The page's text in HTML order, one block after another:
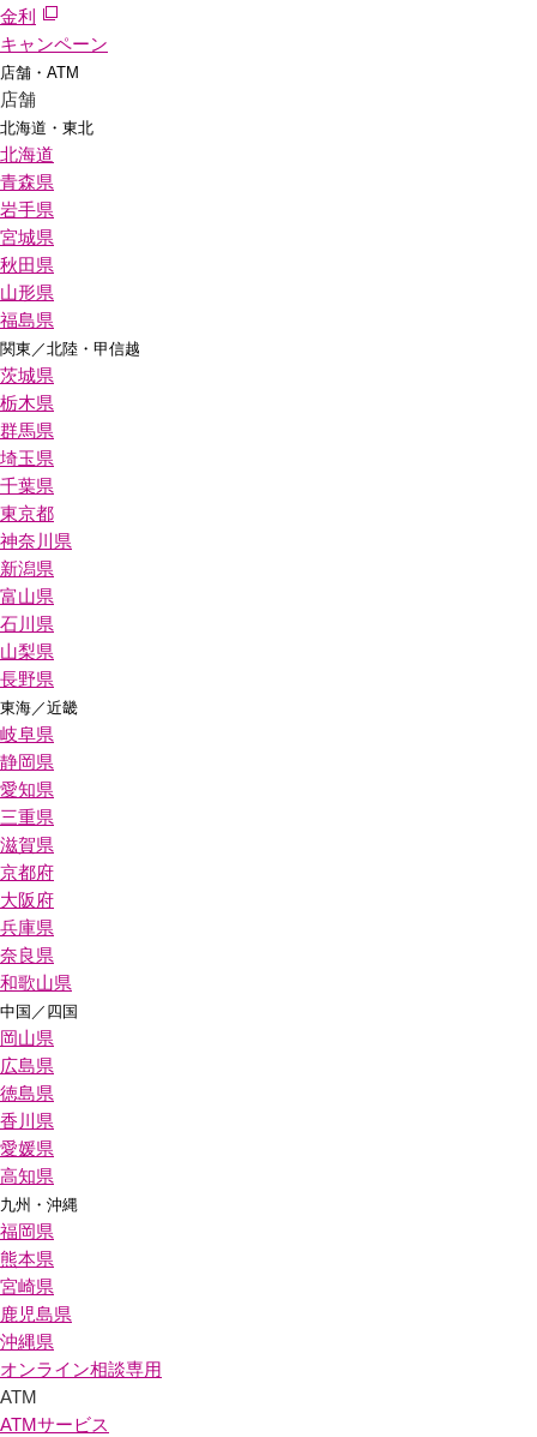
金利
キャンペーン
店舗・ATM
店舗
北海道・東北
北海道
青森県
岩手県
宮城県
秋田県
山形県
福島県
関東／北陸・甲信越
茨城県
栃木県
群馬県
埼玉県
千葉県
東京都
神奈川県
新潟県
富山県
石川県
山梨県
長野県
東海／近畿
岐阜県
静岡県
愛知県
三重県
滋賀県
京都府
大阪府
兵庫県
奈良県
和歌山県
中国／四国
岡山県
広島県
徳島県
香川県
愛媛県
高知県
九州・沖縄
福岡県
熊本県
宮崎県
鹿児島県
沖縄県
オンライン相談専用
ATM
ATMサービス